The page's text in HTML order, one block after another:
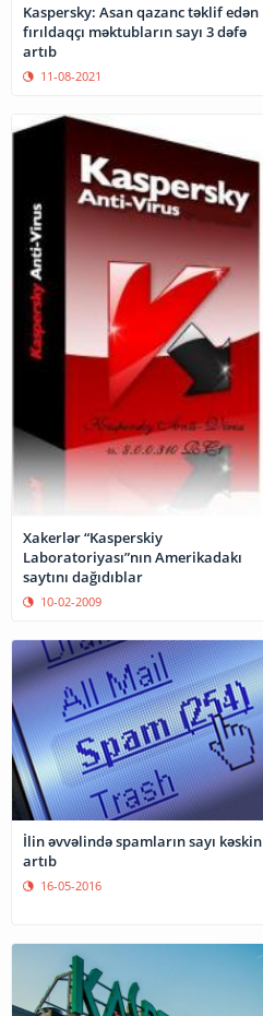
Kaspersky: Asan qazanc təklif edən
fırıldaqçı məktubların sayı 3 dəfə
artıb
11-08-2021
Xakerlər “Kasperskiy
Laboratoriyası”nın Amerikadakı
saytını dağıdıblar
10-02-2009
İlin əvvəlində spamların sayı kəskin
artıb
16-05-2016